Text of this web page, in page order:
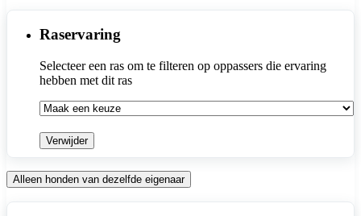
Raservaring
Selecteer een ras om te filteren op oppassers die ervaring
hebben met dit ras
Verwijder
Alleen honden van dezelfde eigenaar